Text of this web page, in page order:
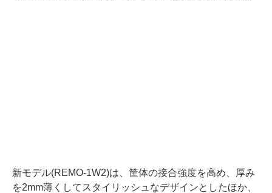
新モデル(REMO-1W2)は、筐体の接合強度を高め、厚み
を2mm薄くしてスタイリッシュなデザインとしたほか、